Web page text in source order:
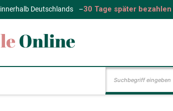
innerhalb Deutschlands –30 Tage später bezahlen